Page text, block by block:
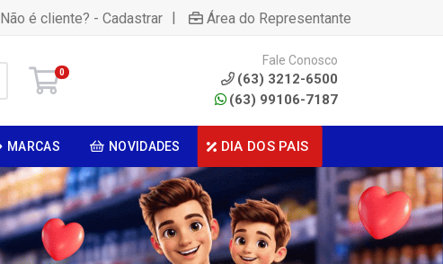
Não é cliente? - Cadastrar | Área do Representante
0
Fale Conosco
(63) 3212-6500
(63) 99106-7187
MARCAS NOVIDADES DIA DOS PAIS